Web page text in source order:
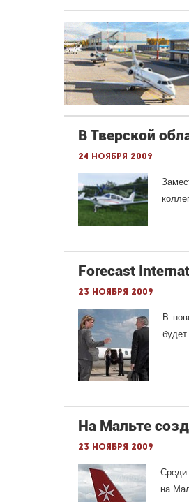
В Тверской
24 ноября 2009
Forecast
23 ноября 2009
В
На Мальте
23 ноября 2009
Среди
на